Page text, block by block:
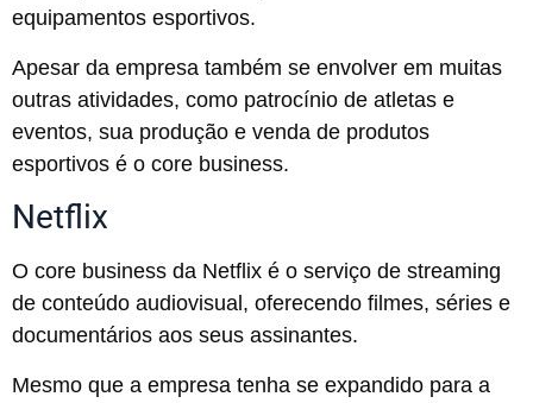
equipamentos esportivos.
Apesar da empresa também se envolver em muitas
outras atividades, como patrocínio de atletas e
eventos, sua produção e venda de produtos
esportivos é o core business.
Netflix
O core business da Netflix é o serviço de streaming
de conteúdo audiovisual, oferecendo filmes, séries e
documentários aos seus assinantes.
Mesmo que a empresa tenha se expandido para a